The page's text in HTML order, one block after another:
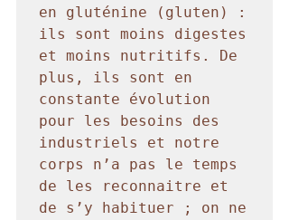
en gluténine (gluten) :
ils sont moins digestes
et moins nutritifs. De
plus, ils sont en
constante évolution
pour les besoins des
industriels et notre
corps n’a pas le temps
de les reconnaitre et
de s’y habituer ; on ne